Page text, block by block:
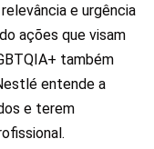
e urgência
ações que visam
também
entende a
e terem